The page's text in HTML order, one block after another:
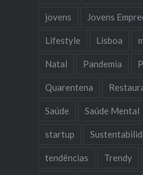
jovens Jovens
Lifestyle Lisboa
Natal Pandemia
Quarentena
Saúde Saúde Mental
startup
tendências Trendy